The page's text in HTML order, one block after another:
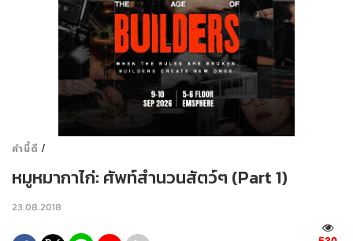
คำนี้ดี /
หมูหมากาไก่: ศัพท์สำนวนสัตว์ๆ (Part 1)
23.08.2018